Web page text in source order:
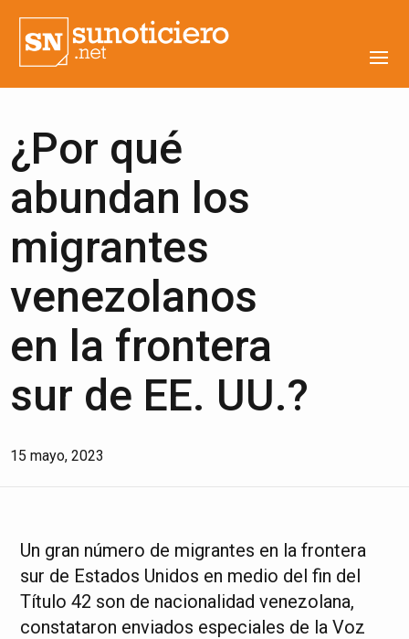
¿Por qué
abundan los
migrantes
venezolanos
en la frontera
sur de EE. UU.?
15 mayo, 2023
Un gran número de migrantes en la frontera
sur de Estados Unidos en medio del fin del
Título 42 son de nacionalidad venezolana,
constataron enviados especiales de la Voz